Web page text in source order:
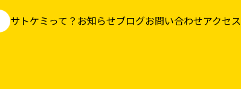
サトケミって？ お知らせブログお問い合わせアクセス